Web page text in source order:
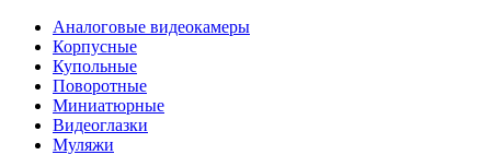
Аналоговые видеокамеры
Корпусные
Купольные
Поворотные
Миниатюрные
Видеоглазки
Муляжи